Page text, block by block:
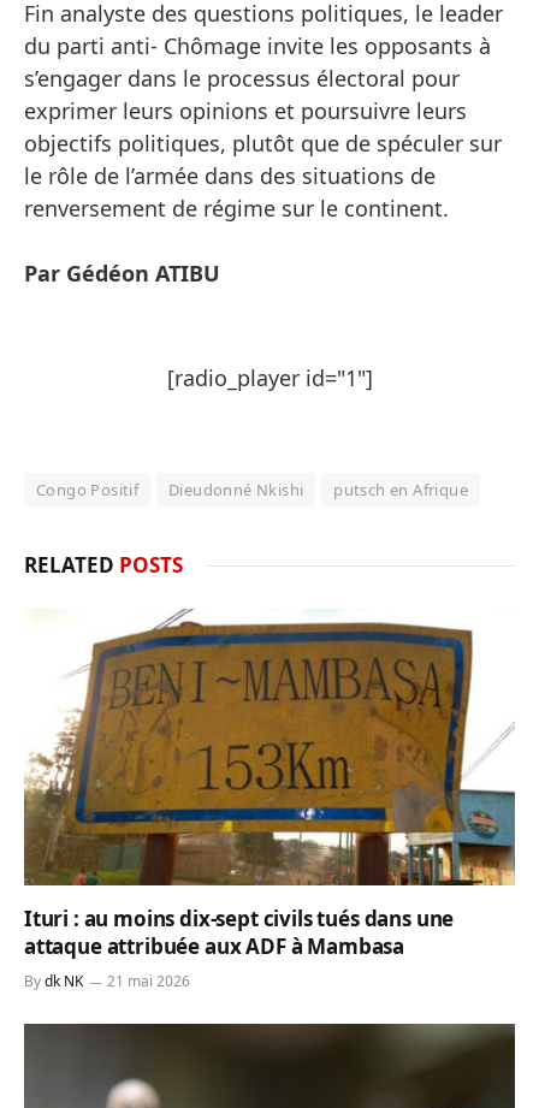
Fin analyste des questions politiques, le leader
du parti anti- Chômage invite les opposants à
s’engager dans le processus électoral pour
exprimer leurs opinions et poursuivre leurs
objectifs politiques, plutôt que de spéculer sur
le rôle de l’armée dans des situations de
renversement de régime sur le continent.
Par Gédéon ATIBU
[radio_player id="1"]
Congo Positif Dieudonné Nkishi putsch en Afrique
RELATED POSTS
Ituri : au moins dix-sept civils tués dans une
attaque attribuée aux ADF à Mambasa
Bydk NK 21 mai 2026